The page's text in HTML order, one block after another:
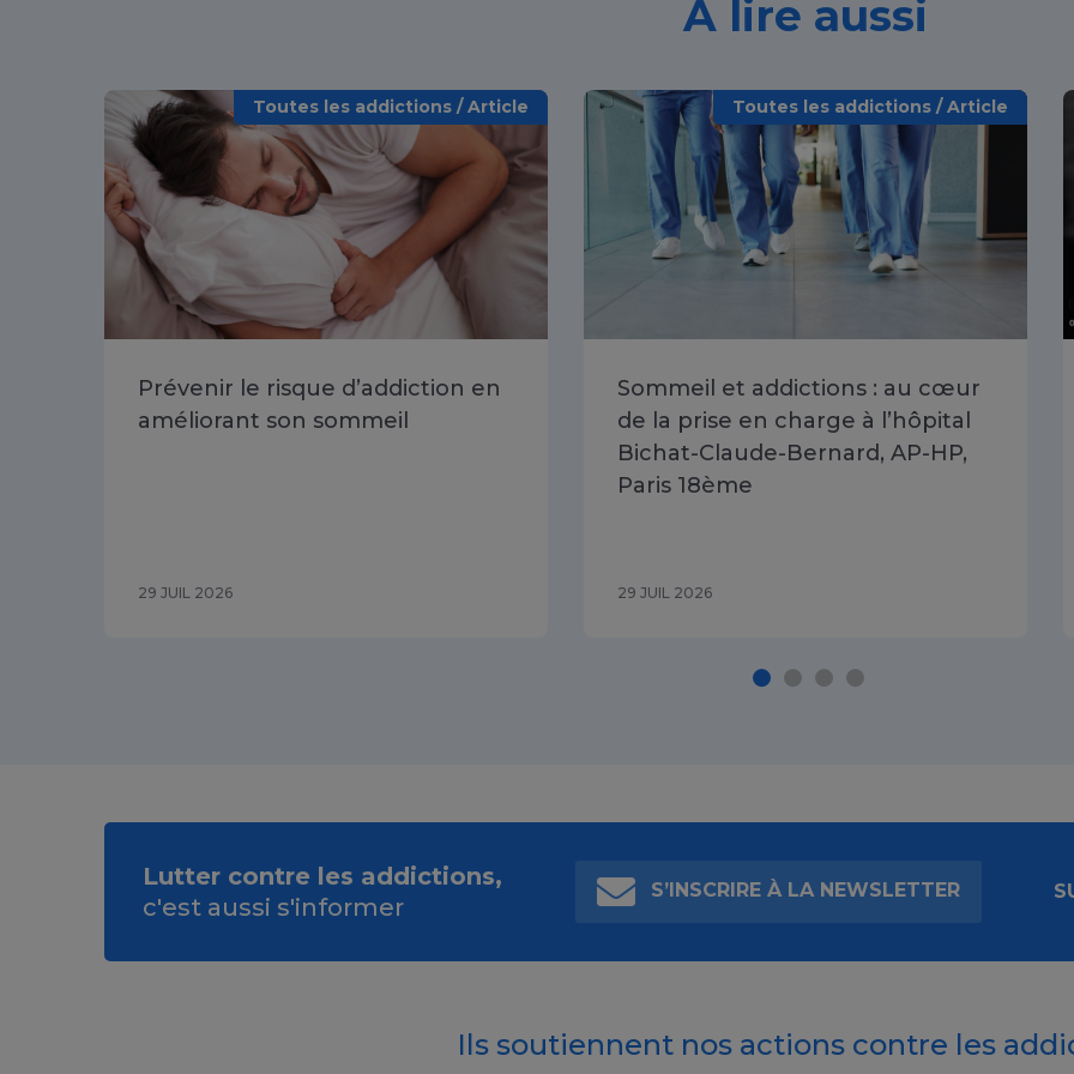
À lire aussi
Toutes les addictions / Article
Prévenir le risque d’addiction en
améliorant son sommeil
29 JUIL 2026
Toutes les addictions / Article
Sommeil et addictions : au cœur
de la prise en charge à l’hôpital
Bichat-Claude-Bernard, AP-HP,
Paris 18ème
29 JUIL 2026
Lutter contre les addictions,
c'est aussi s'informer
S’INSCRIRE À LA NEWSLETTER
Ils soutiennent nos actions contre les